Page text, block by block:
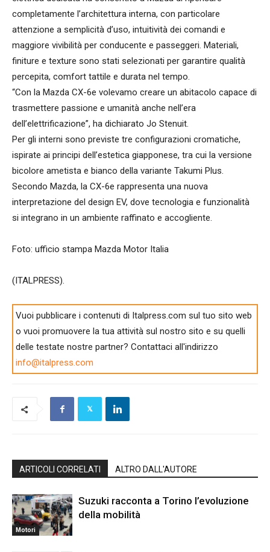
completamente l’architettura interna, con particolare
attenzione a semplicità d’uso, intuitività dei comandi e
maggiore vivibilità per conducente e passeggeri. Materiali,
finiture e texture sono stati selezionati per garantire qualità
percepita, comfort tattile e durata nel tempo.
“Con la Mazda CX-6e volevamo creare un abitacolo capace di
trasmettere passione e umanità anche nell’era
dell’elettrificazione”, ha dichiarato Jo Stenuit.
Per gli interni sono previste tre configurazioni cromatiche,
ispirate ai principi dell’estetica giapponese, tra cui la versione
bicolore ametista e bianco della variante Takumi Plus.
Secondo Mazda, la CX-6e rappresenta una nuova
interpretazione del design EV, dove tecnologia e funzionalità
si integrano in un ambiente raffinato e accogliente.
Foto: ufficio stampa Mazda Motor Italia
(ITALPRESS).
Vuoi pubblicare i contenuti di Italpress.com sul tuo sito web
o vuoi promuovere la tua attività sul nostro sito e su quelli
delle testate nostre partner? Contattaci all'indirizzo
info@italpress.com
ARTICOLI CORRELATI ALTRO DALL'AUTORE
Motori
Suzuki racconta a Torino l’evoluzione
della mobilità